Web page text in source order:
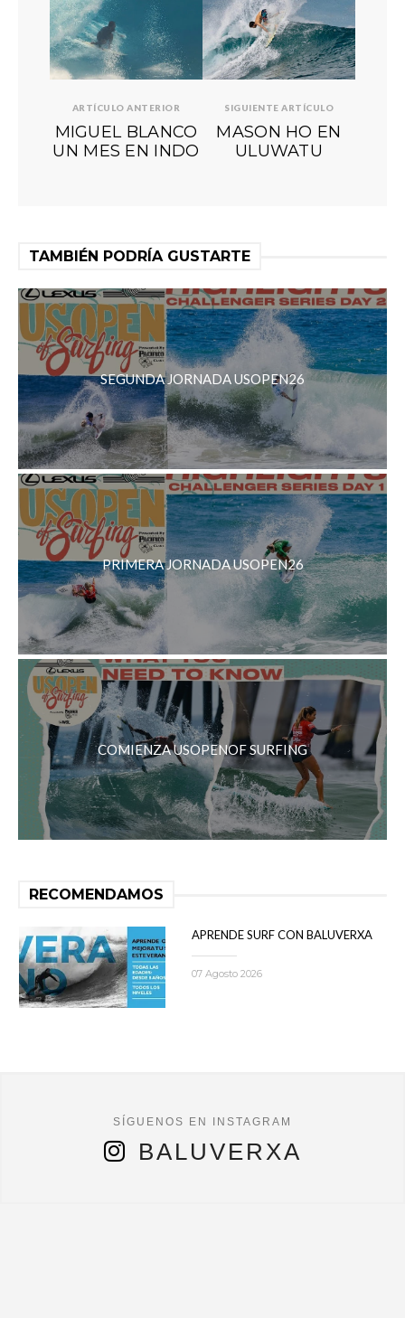
ARTÍCULO ANTERIOR
MIGUEL BLANCO
UN MES EN INDO
SIGUIENTE ARTÍCULO
MASON HO EN
ULUWATU
TAMBIÉN PODRÍA GUSTARTE
SEGUNDA JORNADA USOPEN26
PRIMERA JORNADA USOPEN26
COMIENZA USOPENOF SURFING
RECOMENDAMOS
APRENDE SURF CON BALUVERXA
07 Agosto 2026
BALUVERXA